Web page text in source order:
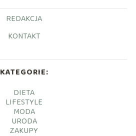
REDAKCJA
KONTAKT
KATEGORIE:
DIETA
LIFESTYLE
MODA
URODA
ZAKUPY